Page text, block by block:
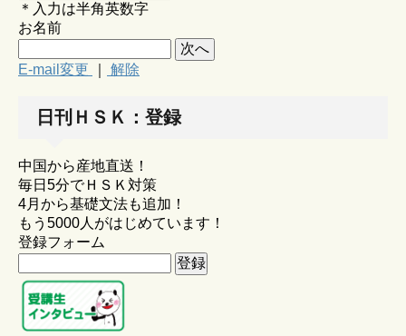
＊入力は半角英数字
お名前
E-mail変更 解除
日刊ＨＳＫ：登録
中国から産地直送！
毎日5分でＨＳＫ対策
4月から基礎文法も追加！
もう5000人がはじめています！
登録フォーム